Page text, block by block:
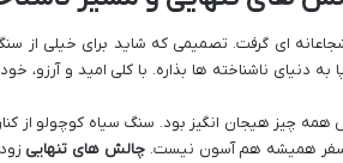
ای گرفت. تصمیمی که شاید برای خیلی از
دنیای ناشناخته ها بذاره. با کلی امید و آرزو،
چیز هیجان انگیز بود. سنگ سیاه کوچولو از
سفر همیشه هم آسون نیست. چالش های تنهایی